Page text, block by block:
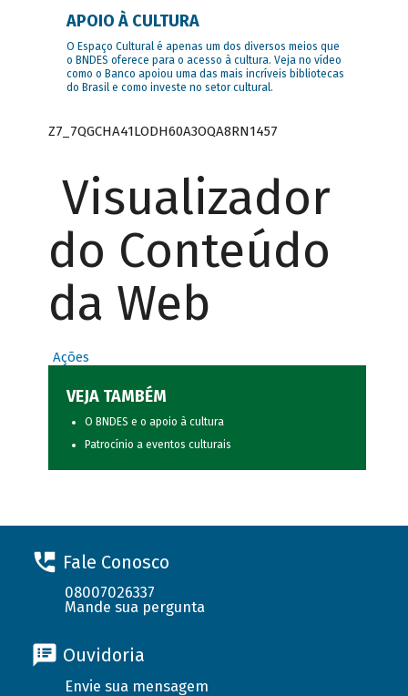
APOIO À CULTURA
O Espaço Cultural é apenas um dos diversos meios que
o BNDES oferece para o acesso à cultura. Veja no vídeo
como o Banco apoiou uma das mais incríveis bibliotecas
do Brasil e como investe no setor cultural.
Z7_7QGCHA41LODH60A3OQA8RN1457
Visualizador
do Conteúdo
da Web
Ações
VEJA TAMBÉM
O BNDES e o apoio à cultura
Patrocínio a eventos culturais
Fale Conosco
08007026337
Mande sua pergunta
Ouvidoria
Envie sua mensagem